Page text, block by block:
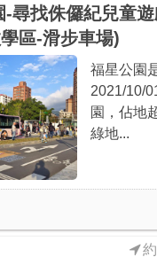
-尋找侏儸紀兒童
區-滑步車場)
福星公園
2021/10/
園，佔地
綠地...